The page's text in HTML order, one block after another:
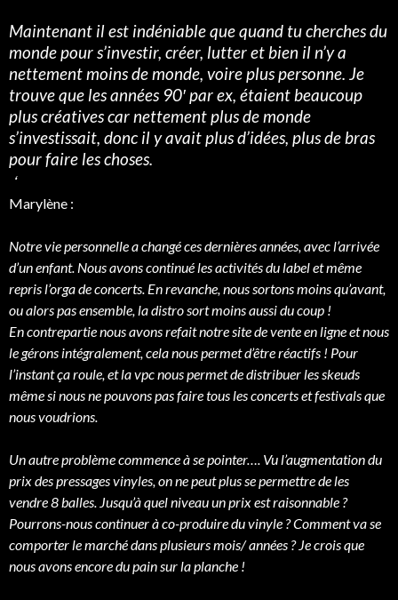
Maintenant il est indéniable que quand tu cherches du
monde pour s’investir, créer, lutter et bien il n’y a
nettement moins de monde, voire plus personne. Je
trouve que les années 90′ par ex, étaient beaucoup
plus créatives car nettement plus de monde
s’investissait, donc il y avait plus d’idées, plus de bras
pour faire les choses.
‘
Marylène :
Notre vie personnelle a changé ces dernières années, avec l’arrivée
d’un enfant. Nous avons continué les activités du label et même
repris l’orga de concerts. En revanche, nous sortons moins qu’avant,
ou alors pas ensemble, la distro sort moins aussi du coup !
En contrepartie nous avons refait notre site de vente en ligne et nous
le gérons intégralement, cela nous permet d’être réactifs ! Pour
l’instant ça roule, et la vpc nous permet de distribuer les skeuds
même si nous ne pouvons pas faire tous les concerts et festivals que
nous voudrions.
Un autre problème commence à se pointer…. Vu l’augmentation du
prix des pressages vinyles, on ne peut plus se permettre de les
vendre 8 balles. Jusqu’à quel niveau un prix est raisonnable ?
Pourrons-nous continuer à co-produire du vinyle ? Comment va se
comporter le marché dans plusieurs mois/ années ? Je crois que
nous avons encore du pain sur la planche !